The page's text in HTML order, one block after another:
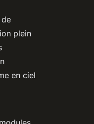
plein
en ciel